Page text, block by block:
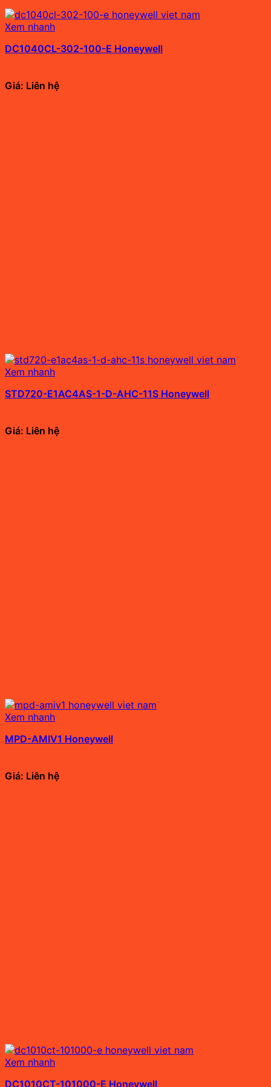
Xem nhanh
DC1040CL-302-100-E Honeywell
Giá: Liên hệ
Xem nhanh
STD720-E1AC4AS-1-D-AHC-11S Honeywell
Giá: Liên hệ
Xem nhanh
MPD-AMIV1 Honeywell
Giá: Liên hệ
Xem nhanh
DC1010CT-101000-E Honeywell